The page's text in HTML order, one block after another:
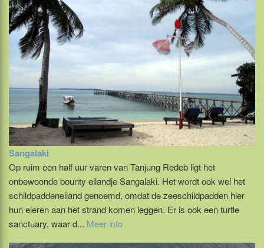
Sangalaki
Op ruim een half uur varen van Tanjung Redeb ligt het
onbewoonde bounty eilandje Sangalaki. Het wordt ook wel het
schildpaddeneiland genoemd, omdat de zeeschildpadden hier
hun eieren aan het strand komen leggen. Er is ook een turtle
sanctuary, waar d... Meer info